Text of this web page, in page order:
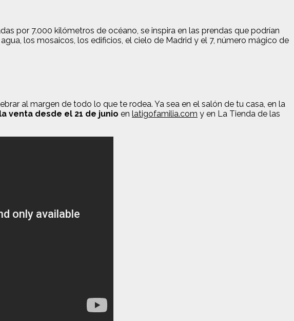
por 7.000 kilómetros de océano, se inspira en las prendas que podrían
los mosaicos, los edificios, el cielo de Madrid y el 7, número mágico de
al margen de todo lo que te rodea. Ya sea en el salón de tu casa, en la
venta desde el 21 de junio en latigofamilia.com y en La Tienda de las